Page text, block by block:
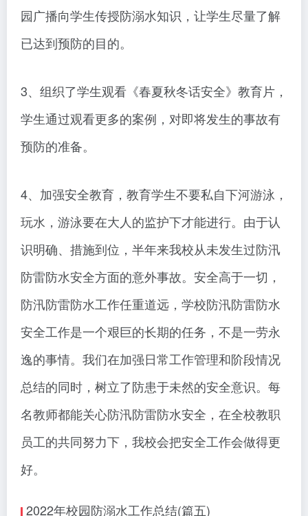
园广播向学生传授防溺水知识，让学生尽量了解
已达到预防的目的。
3、组织了学生观看《春夏秋冬话安全》教育片，
学生通过观看更多的案例，对即将发生的事故有
预防的准备。
4、加强安全教育，教育学生不要私自下河游泳，
玩水，游泳要在大人的监护下才能进行。由于认
识明确、措施到位，半年来我校从未发生过防汛
防雷防水安全方面的意外事故。安全高于一切，
防汛防雷防水工作任重道远，学校防汛防雷防水
安全工作是一个艰巨的长期的任务，不是一劳永
逸的事情。我们在加强日常工作管理和阶段情况
总结的同时，树立了防患于未然的安全意识。每
名教师都能关心防汛防雷防水安全，在全校教职
员工的共同努力下，我校会把安全工作会做得更
好。
2022年校园防溺水工作总结(篇五)